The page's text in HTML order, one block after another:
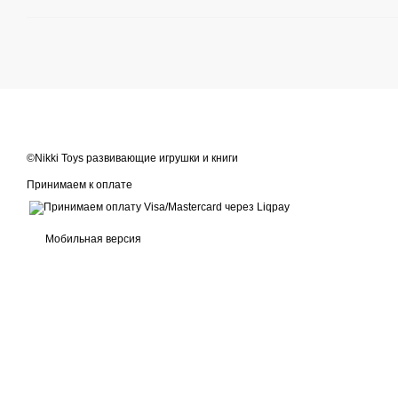
©Nikki Toys развивающие игрушки и книги
Принимаем к оплате
Мобильная версия